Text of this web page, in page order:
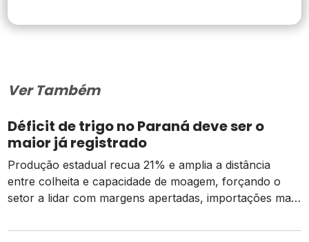
Ver Também
Déficit de trigo no Paraná deve ser o
maior já registrado
Produção estadual recua 21% e amplia a distância
entre colheita e capacidade de moagem, forçando o
setor a lidar com margens apertadas, importações mais